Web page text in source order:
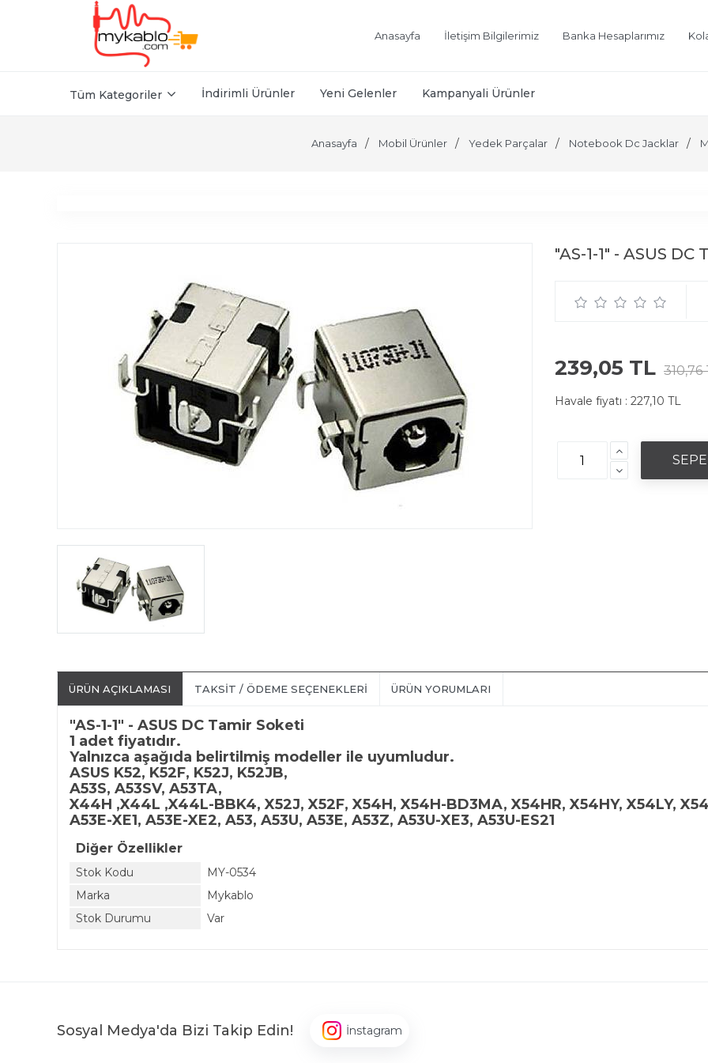
Anasayfa İletişim Bilgilerimiz Banka Hesaplarımız
Tüm Kategoriler İndirimli Ürünler Yeni Gelenler Kampanyali Ürünler
Anasayfa Mobil Ürünler Yedek Parçalar Notebook Dc Jacklar
"AS-1-1" - ASUS
239,05 TL 310,76
Havale fiyatı : 227,10 TL
ÜRÜN AÇIKLAMASI TAKSIT / ÖDEME SEÇENEKLERI ÜRÜN YORUMLARI
"AS-1-1" - ASUS DC Tamir Soketi
1 adet fiyatıdır.
Yalnızca aşağıda belirtilmiş modeller ile uyumludur.
ASUS K52, K52F, K52J, K52JB,
A53S, A53SV, A53TA,
X44H ,X44L ,X44L-BBK4, X52J, X52F, X54H, X54H-BD3MA, X54HR, X54HY, X54LY,
A53E-XE1, A53E-XE2, A53, A53U, A53E, A53Z, A53U-XE3, A53U-ES21
Diğer Özellikler
Stok Kodu
MY-0534
Marka
Mykablo
Stok Durumu
Var
Sosyal Medya'da Bizi Takip Edin! İnstagram